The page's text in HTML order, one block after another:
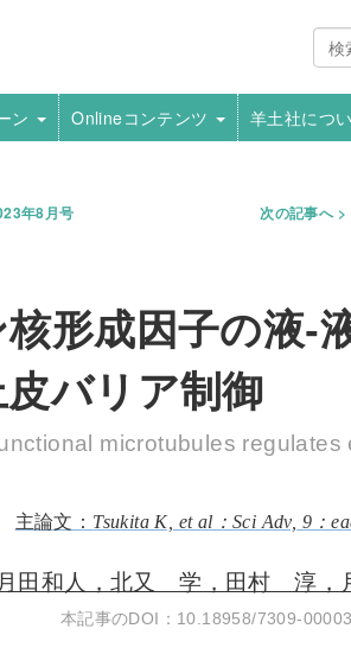
ン Onlineコンテンツ 羊土社につ
年8月号 次の記事へ
形成因子の液-
バリア制御
microtubules regulates
Tsukita K, et al：Sci Adv, 9：
月田和人，北又 学，田村 淳，
10.18958/7309-